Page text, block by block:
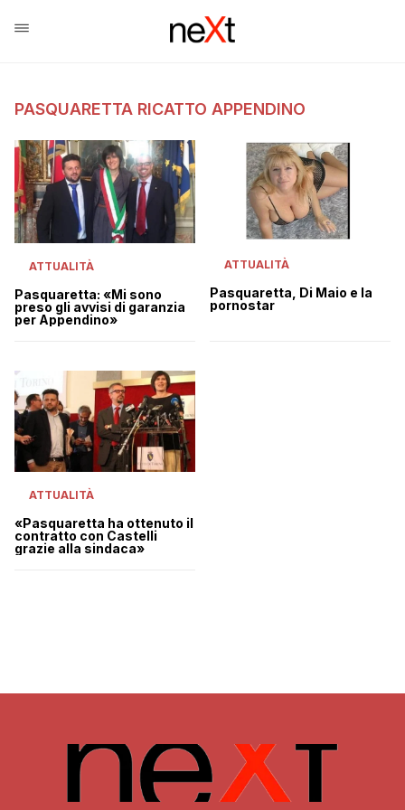
PASQUARETTA RICATTO APPENDINO
ATTUALITÀ
Pasquaretta: «Mi sono
preso gli avvisi di garanzia
per Appendino»
ATTUALITÀ
Pasquaretta, Di Maio e la
pornostar
ATTUALITÀ
«Pasquaretta ha ottenuto il
contratto con Castelli
grazie alla sindaca»